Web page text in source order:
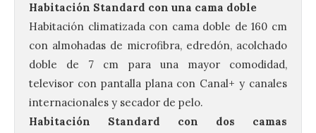
Habitación Standard con una cama doble
Habitación climatizada con cama doble de 160 cm
con almohadas de microfibra, edredón, acolchado
doble de 7 cm para una mayor comodidad,
televisor con pantalla plana con Canal+ y canales
internacionales y secador de pelo.
Habitación Standard con dos camas